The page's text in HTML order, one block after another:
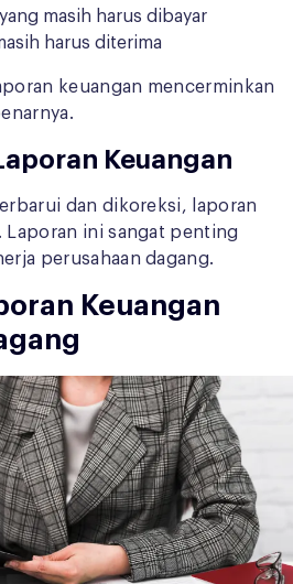
masih harus dibayar
harus diterima
keuangan mencerminkan
Keuangan
dan dikoreksi, laporan
Laporan ini sangat penting
perusahaan dagang.
Keuangan